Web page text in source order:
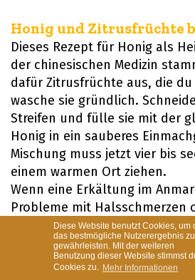
Diese Website benutzt Cookies, um
das bestmögliche Nutzerergebnis zu
gewährleisten. Mit der weiteren
Benutzung dieser Website stimmst
Cookies zu. Mehr Informationen
Honig und Zitrusfrüchte
Dieses Rezept für Honig als
der chinesischen Medizin
dafür Zitrusfrüchte aus, die
wasche sie gründlich.
Streifen und fülle sie mit der
Honig in ein sauberes
Mischung muss jetzt vier bis
einem warmen Ort ziehen.
Wenn eine Erkältung im
Probleme mit Halsschmerzen
Atemwegen bekommst, löse
dieser Mischung in warmen